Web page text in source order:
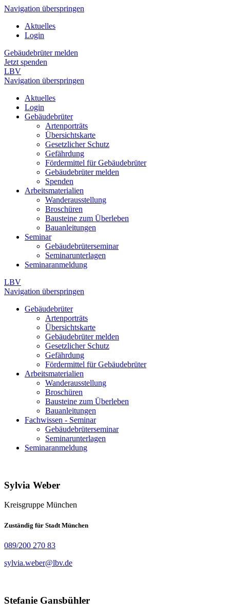
Navigation überspringen
Aktuelles
Login
Gebäudebrüter melden
Jetzt spenden
LBV
Navigation überspringen
Aktuelles
Login
Gebäudebrüter
Artenporträts
Übersichtskarte
Gesetzlicher Schutz
Gefährdung
Fördermittel für Gebäudebrüter
Gebäudebrüter melden
Spenden
Arbeitsmaterialien
Wanderausstellung
Broschüren
Bausteine zum Überleben
Bauanleitungen
Seminar
Gebäudebrüterseminar
Seminarunterlagen
Seminaranmeldung
LBV
Navigation überspringen
Gebäudebrüter
Artenporträts
Übersichtskarte
Gebäudebrüter melden
Gesetzlicher Schutz
Gefährdung
Fördermittel für Gebäudebrüter
Arbeitsmaterialien
Wanderausstellung
Broschüren
Bausteine zum Überleben
Bauanleitungen
Fachwissen - Seminar
Gebäudebrüterseminar
Seminarunterlagen
Seminaranmeldung
Sylvia Weber
Kreisgruppe München
Zuständig für Stadt München
089/200 270 83
sylvia.weber@lbv.de
Stefanie Gansbühler